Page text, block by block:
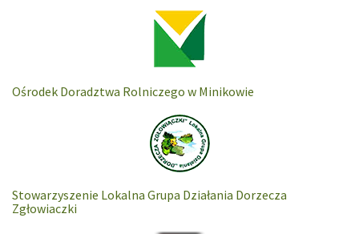
Ośrodek Doradztwa Rolniczego w Minikowie
Stowarzyszenie Lokalna Grupa Działania Dorzecza
Zgłowiaczki